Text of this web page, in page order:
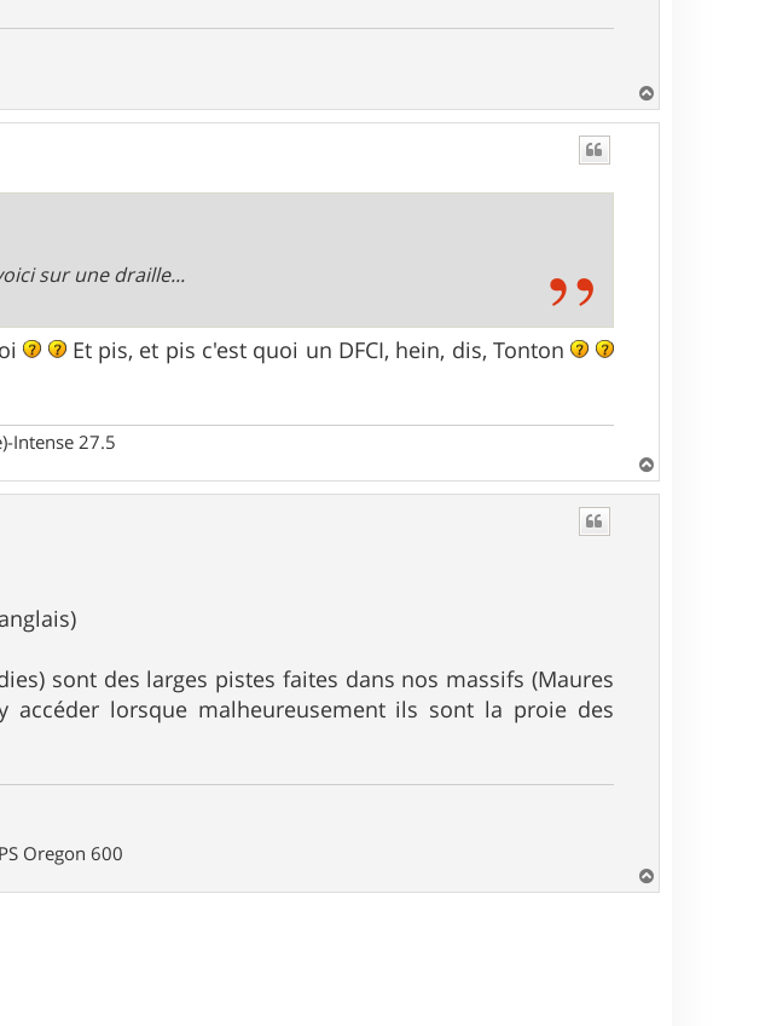
a
sur une draille...
Et pis, et pis c'est quoi un DFCI, hein, dis, Tonton
Intense 27.5
a
sont des larges pistes faites dans nos massifs (Maures
lorsque malheureusement ils sont la proie des
Oregon 600
a